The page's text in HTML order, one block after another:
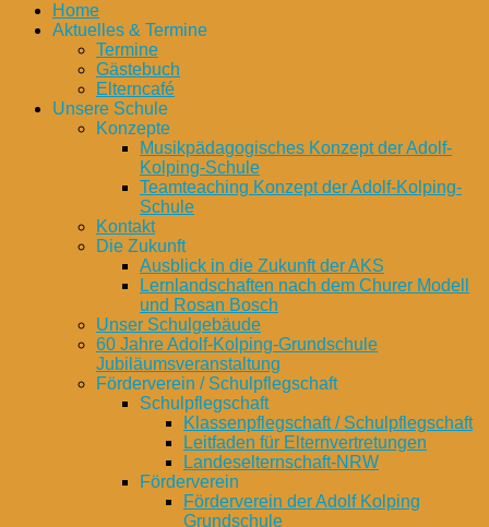
Home
Aktuelles & Termine
Termine
Gästebuch
Elterncafé
Unsere Schule
Konzepte
Musikpädagogisches Konzept der Adolf-
Kolping-Schule
Teamteaching Konzept der Adolf-Kolping-
Schule
Kontakt
Die Zukunft
Ausblick in die Zukunft der AKS
Lernlandschaften nach dem Churer Modell
und Rosan Bosch
Unser Schulgebäude
60 Jahre Adolf-Kolping-Grundschule
Jubiläumsveranstaltung
Förderverein / Schulpflegschaft
Schulpflegschaft
Klassenpflegschaft / Schulpflegschaft
Leitfaden für Elternvertretungen
Landeselternschaft-NRW
Förderverein
Förderverein der Adolf Kolping
Grundschule